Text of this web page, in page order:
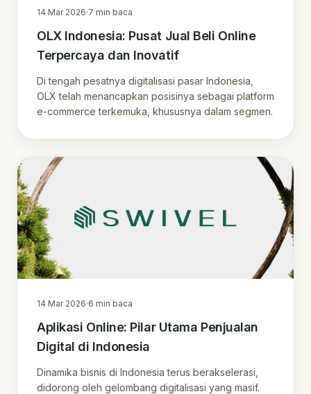
14 Mar 2026·7 min baca
OLX Indonesia: Pusat Jual Beli Online
Terpercaya dan Inovatif
Di tengah pesatnya digitalisasi pasar Indonesia,
OLX telah menancapkan posisinya sebagai platform
e-commerce terkemuka, khususnya dalam segmen.
14 Mar 2026·6 min baca
Aplikasi Online: Pilar Utama Penjualan
Digital di Indonesia
Dinamika bisnis di Indonesia terus berakselerasi,
didorong oleh gelombang digitalisasi yang masif.